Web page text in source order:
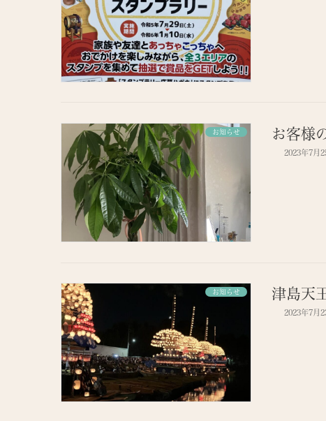
お知らせ お客様
2023年7月
お知らせ 津島天
2023年7月